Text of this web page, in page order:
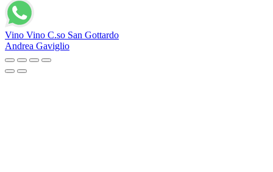
Vino Vino C.so San Gottardo
Andrea Gaviglio